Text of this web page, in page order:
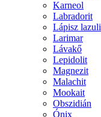
Karneol
Labradorit
Lápisz lazuli
Larimar
Lávakő
Lepidolit
Magnezit
Malachit
Mookait
Obszidián
Ónix